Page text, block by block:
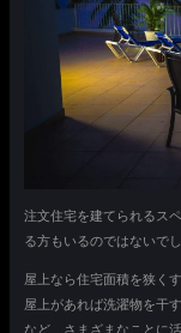
注文住宅を建てられるス
る方もいるのではないでし
屋上なら住宅面積を狭く
屋上があれば洗濯物を干